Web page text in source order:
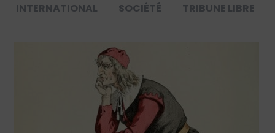
INTERNATIONAL
SOCIÉTÉ TRIBUNE LIBRE